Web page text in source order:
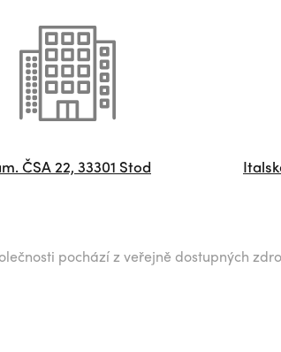
ČSA 22, 33301 Stod
pochází z veřejně dostupných